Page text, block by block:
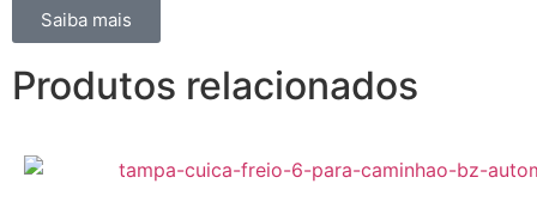
Saiba mais
Produtos relacionados